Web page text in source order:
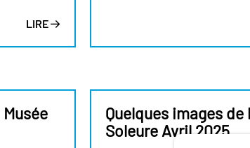
LIRE
Quelques images
Soleure Avril 2025